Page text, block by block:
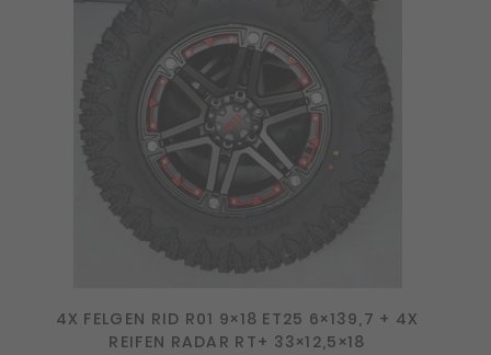
4X FELGEN RID R01 9×18 ET25 6×139,7 + 4X
REIFEN RADAR RT+ 33×12,5×18